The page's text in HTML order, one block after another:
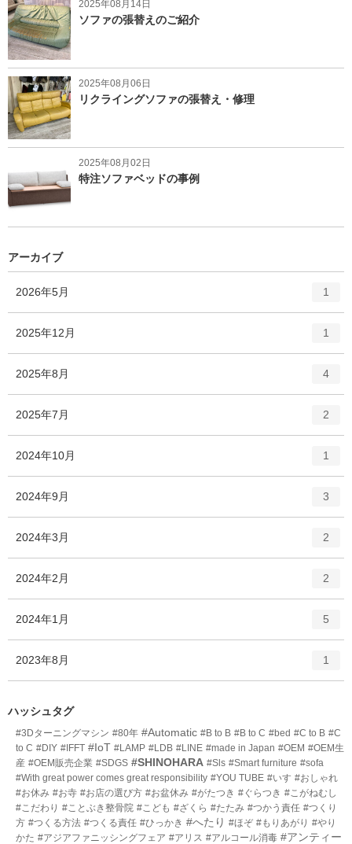
2025年08月14日
ソファの張替えのご紹介
2025年08月06日
リクライングソファの張替え・修理
2025年08月02日
特注ソファベッドの事例
アーカイブ
2026年5月
リ
ー
1
2025年12月
ー
1
2025年8月
ー
数
4
2025年7月
リ
ー
2
2024年10月
ー
1
2024年9月
ー
3
2024年3月
ー
2
2024年2月
ー
2
2024年1月
ー
5
2023年8月
リ
数
1
ハッシュタグ
#3Dターニングマシン #80年 #Automatic #B to B #B to C #bed #C to B #C
to C #DIY #IFFT #IoT #LAMP #LDB #LINE #made in Japan #OEM #OEM生
産 #OEM販売企業 #SDGS #SHINOHARA #Sls #Smart furniture #sofa
#With great power comes great responsibility #YOU TUBE #いす #おしゃれ
#お休み #お寺 #お店の選び方 #お盆休み #がたつき #ぐらつき #こがねむし
#こだわり #ことぶき整骨院 #こども #ざくら #たたみ #つかう責任 #つくり
方 #つくる方法 #つくる責任 #ひっかき #へたり #ほぞ #もりあがり #やり
かた #アジアファニッシングフェア #アリス #アルコール消毒 #アンティー